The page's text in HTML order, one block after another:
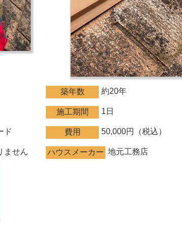
築年数 約20年
施工期間 1日
ド 費用 50,000円（税込）
ません ハウスメーカー 地元工務店